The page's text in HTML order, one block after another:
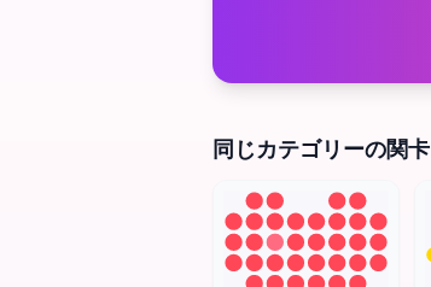
同じカテゴリーの関卡